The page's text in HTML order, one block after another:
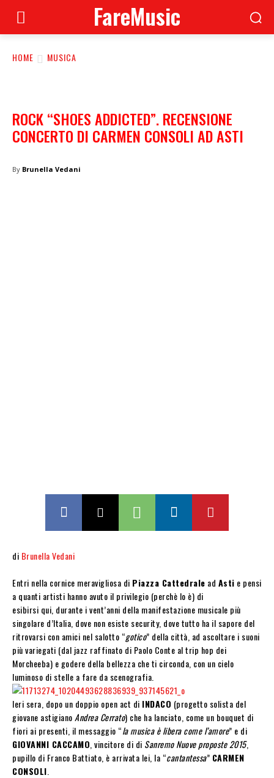
FareMusic
HOME MUSICA
ROCK “SHOES ADDICTED”. RECENSIONE
CONCERTO DI CARMEN CONSOLI AD ASTI
By Brunella Vedani
di Brunella Vedani
Entri nella cornice meravigliosa di Piazza Cattedrale ad Asti e pensi
a quanti artisti hanno avuto il privilegio (perchè lo è) di
esibirsi qui, durante i vent’anni della manifestazione musicale più
singolare d’Italia, dove non esiste security, dove tutto ha il sapore del
ritrovarsi con amici nel salotto “gotico” della città, ad ascoltare i suoni
più variegati (dal jazz raffinato di Paolo Conte al trip hop dei
Morcheeba) e godere della bellezza che ti circonda, con un cielo
luminoso di stelle a fare da scenografia.
Ieri sera, dopo un doppio open act di INDACO (progetto solista del
giovane astigiano Andrea Cerrato) che ha lanciato, come un bouquet di
fiori ai presenti, il messaggio “la musica è libera come l’amore” e di
GIOVANNI CACCAMO , vincitore di di Sanremo Nuove proposte 2015,
pupillo di Franco Battiato, è arrivata lei, la “cantantessa” CARMEN
CONSOLI